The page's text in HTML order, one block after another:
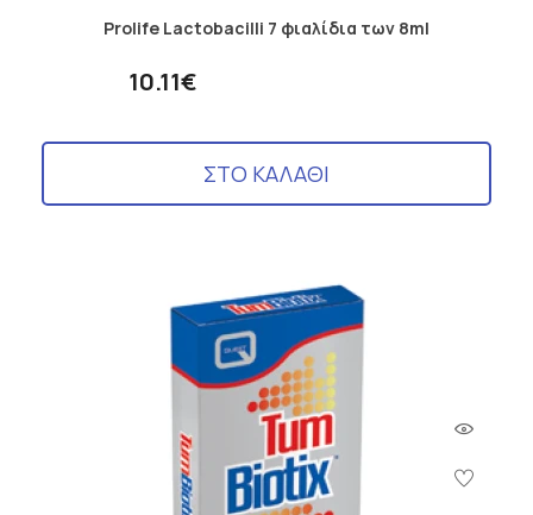
Prolife Lactobacilli 7 φιαλίδια των 8ml
10.11€
ΣΤΟ ΚΑΛΑΘΙ